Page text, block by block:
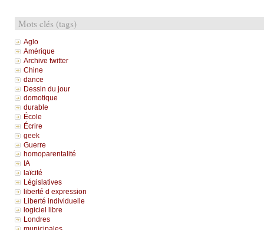
Mots clés (tags)
Aglo
Amérique
Archive twitter
Chine
dance
Dessin du jour
domotique
durable
École
Écrire
geek
Guerre
homoparentalité
IA
laïcité
Législatives
liberté d expression
Liberté individuelle
logiciel libre
Londres